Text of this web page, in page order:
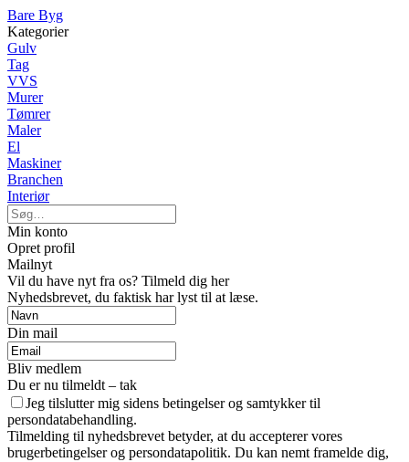
Bare Byg
Kategorier
Gulv
Tag
VVS
Murer
Tømrer
Maler
El
Maskiner
Branchen
Interiør
Min konto
Opret profil
Mailnyt
Vil du have nyt fra os? Tilmeld dig her
Nyhedsbrevet, du faktisk har lyst til at læse.
Din mail
Bliv medlem
Du er nu tilmeldt – tak
Jeg tilslutter mig sidens betingelser og samtykker til
persondatabehandling.
Tilmelding til nyhedsbrevet betyder, at du accepterer vores
brugerbetingelser og persondatapolitik. Du kan nemt framelde dig,